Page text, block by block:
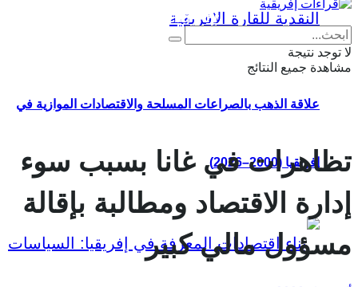
علاقة الذهب بالصراعات المسلحة والاقتصادات الموازية في
إفريقيا (2000–2026)
Eng Fr
لا توجد نتيجة
مشاهدة جميع النتائج
تظاهرات في غانا بسبب سوء
إدارة الاقتصاد ومطالبة بإقالة
مسؤول مالي كبير